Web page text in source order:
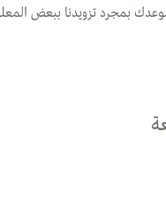
بمجرد تزويدنا ببعض